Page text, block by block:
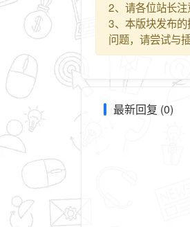
2、请各位站长
3、本版块发布
问题，请尝试与
最新回复 (0)